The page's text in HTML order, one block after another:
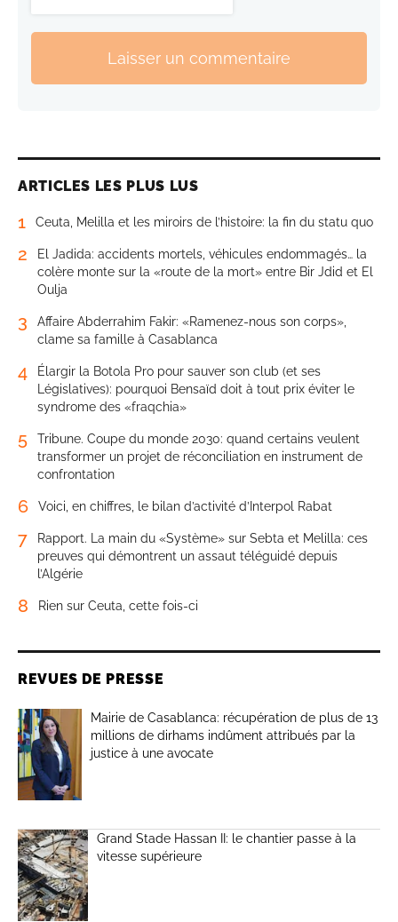
Laisser un commentaire
ARTICLES LES PLUS LUS
1 Ceuta, Melilla et les miroirs de l’histoire: la fin du statu quo
2
El Jadida: accidents mortels, véhicules endommagés… la
colère monte sur la «route de la mort» entre Bir Jdid et El
Oulja
3
Affaire Abderrahim Fakir: «Ramenez-nous son corps»,
clame sa famille à Casablanca
4
Élargir la Botola Pro pour sauver son club (et ses
Législatives): pourquoi Bensaïd doit à tout prix éviter le
syndrome des «fraqchia»
5
Tribune. Coupe du monde 2030: quand certains veulent
transformer un projet de réconciliation en instrument de
confrontation
6 Voici, en chiffres, le bilan d’activité d’Interpol Rabat
7
Rapport. La main du «Système» sur Sebta et Melilla: ces
preuves qui démontrent un assaut téléguidé depuis
l’Algérie
8 Rien sur Ceuta, cette fois-ci
REVUES DE PRESSE
Mairie de Casablanca: récupération de plus de 13
millions de dirhams indûment attribués par la
justice à une avocate
Grand Stade Hassan II: le chantier passe à la
vitesse supérieure